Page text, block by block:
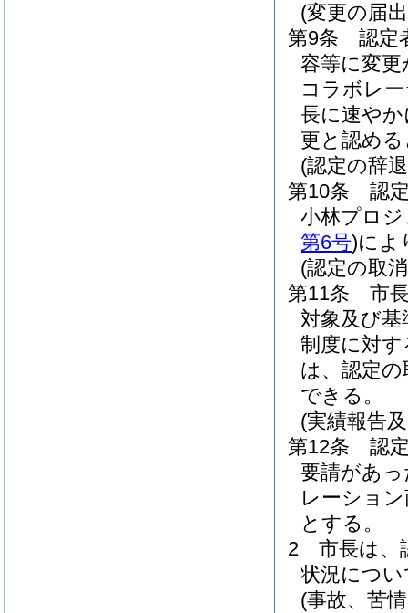
(変更の届
第9条
認定
容等に変
コラボレ
長に速や
更と認め
(認定の辞
第10条
認
小林プロ
第6号)によ
(認定の取
第11条
市
対象及び
制度に対
は、認定
できる。
(実績報告
第12条
認
要請があ
レーショ
とする。
2
市長は、
状況につ
(事故、苦